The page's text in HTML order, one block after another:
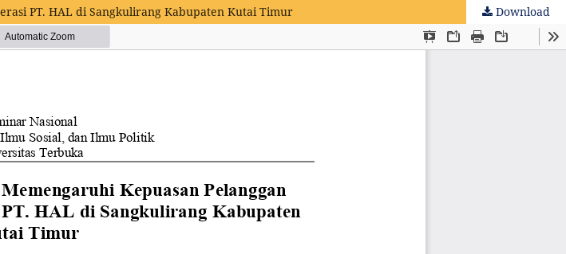
PT. HAL di Sangkulirang Kabupaten Kutai Timur Download